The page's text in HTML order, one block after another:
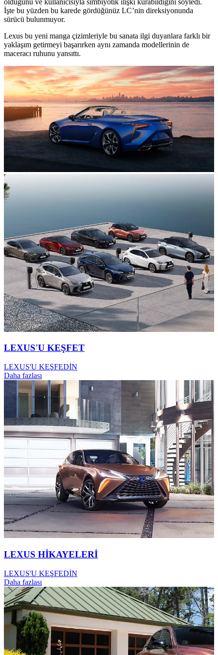
olduğunu ve kullanıcısıyla simbiyotik ilişki kurabildiğini söyledi.
İşte bu yüzden bu karede gördüğünüz LC’nin direksiyonunda
sürücü bulunmuyor.
Lexus bu yeni manga çizimleriyle bu sanata ilgi duyanlara farklı bir
yaklaşım getirmeyi başarırken aynı zamanda modellerinin de
maceracı ruhunu yansıttı.
LEXUS'U KEŞFET
LEXUS'U KEŞFEDİN
Daha fazlası
LEXUS HİKAYELERİ
LEXUS'U KEŞFEDİN
Daha fazlası